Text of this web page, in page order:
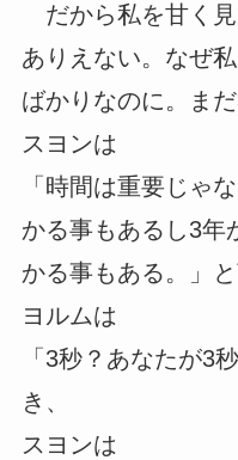
だから私を甘く
ありえない。なぜ
ばかりなのに。ま
スヨンは
「時間は重要じゃ
かる事もあるし3年
かる事もある。」と
ヨルムは
「3秒？あなたが3
き、
スヨンは